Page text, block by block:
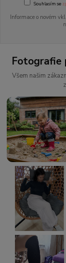
Souhlasím se
Informace o novém
Fotografie
Všem našim